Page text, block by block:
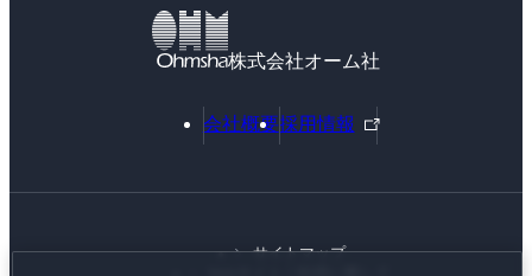
株式会社オーム社
会社概要採用情報
外
部
ン
サイトマップ